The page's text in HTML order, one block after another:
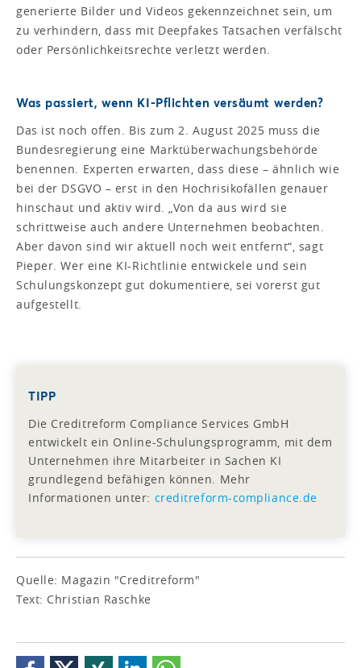
generierte Bilder und Videos gekennzeichnet sein, um
zu verhindern, dass mit Deepfakes Tatsachen verfälscht
oder Persönlichkeitsrechte verletzt werden.
Was passiert, wenn KI-Pflichten versäumt werden?
Das ist noch offen. Bis zum 2. August 2025 muss die
Bundesregierung eine Marktüberwachungsbehörde
benennen. Experten erwarten, dass diese – ähnlich wie
bei der DSGVO – erst in den Hochrisikofällen genauer
hinschaut und aktiv wird. „Von da aus wird sie
schrittweise auch andere Unternehmen beobachten.
Aber davon sind wir aktuell noch weit entfernt“, sagt
Pieper. Wer eine KI-Richtlinie entwickele und sein
Schulungskonzept gut dokumentiere, sei vorerst gut
aufgestellt.
TIPP
Die Creditreform Compliance Services GmbH
entwickelt ein Online-Schulungsprogramm, mit dem
Unternehmen ihre Mitarbeiter in Sachen KI
grundlegend befähigen können. Mehr
Informationen unter: creditreform-compliance.de
Quelle: Magazin "Creditreform"
Text: Christian Raschke